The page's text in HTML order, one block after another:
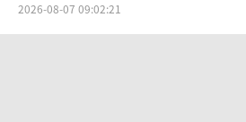
2026-08-07 09:02:21